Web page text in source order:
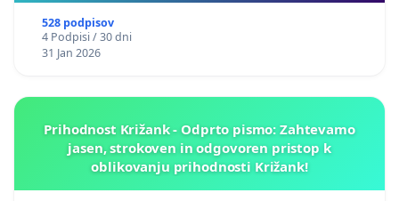
528 podpisov
4 Podpisi / 30 dni
31 Jan 2026
Prihodnost Križank - Odprto pismo: Zahtevamo
jasen, strokoven in odgovoren pristop k
oblikovanju prihodnosti Križank!